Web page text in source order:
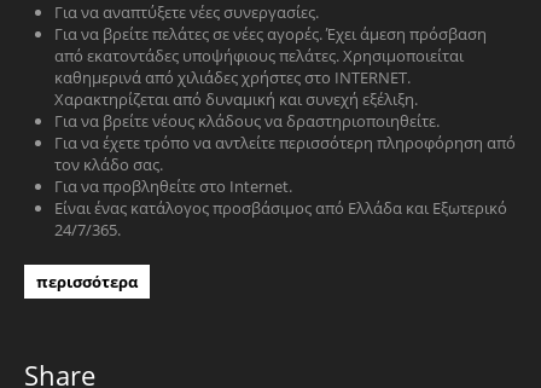
Για να αναπτύξετε νέες συνεργασίες.
Για να βρείτε πελάτες σε νέες αγορές. Έχει άμεση πρόσβαση
από εκατοντάδες υποψήφιους πελάτες. Χρησιμοποιείται
καθημερινά από χιλιάδες χρήστες στο INTERNET.
Χαρακτηρίζεται από δυναμική και συνεχή εξέλιξη.
Για να βρείτε νέους κλάδους να δραστηριοποιηθείτε.
Για να έχετε τρόπο να αντλείτε περισσότερη πληροφόρηση από
τον κλάδο σας.
Για να προβληθείτε στο Internet.
Είναι ένας κατάλογος προσβάσιμος από Ελλάδα και Εξωτερικό
24/7/365.
περισσότερα
Share